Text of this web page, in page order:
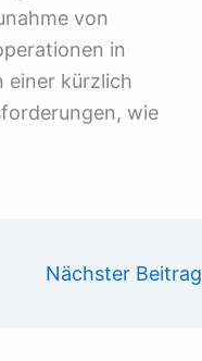
von
in
einer kürzlich
wie
Nächster Beitrag